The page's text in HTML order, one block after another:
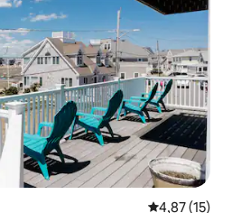
4,87 de uma
4,87 (15)